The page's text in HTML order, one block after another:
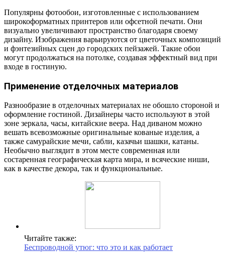
Популярны фотообои, изготовленные с использованием
широкоформатных принтеров или офсетной печати. Они
визуально увеличивают пространство благодаря своему
дизайну. Изображения варьируются от цветочных композиций
и фэнтезийных сцен до городских пейзажей. Такие обои
могут продолжаться на потолке, создавая эффектный вид при
входе в гостиную.
Применение отделочных материалов
Разнообразие в отделочных материалах не обошло стороной и
оформление гостиной. Дизайнеры часто используют в этой
зоне зеркала, часы, китайские веера. Над диваном можно
вешать всевозможные оригинальные кованые изделия, а
также самурайские мечи, сабли, казачьи шашки, катаны.
Необычно выглядит в этом месте современная или
состаренная географическая карта мира, и всяческие ниши,
как в качестве декора, так и функциональные.
Читайте также:
Беспроводной утюг: что это и как работает